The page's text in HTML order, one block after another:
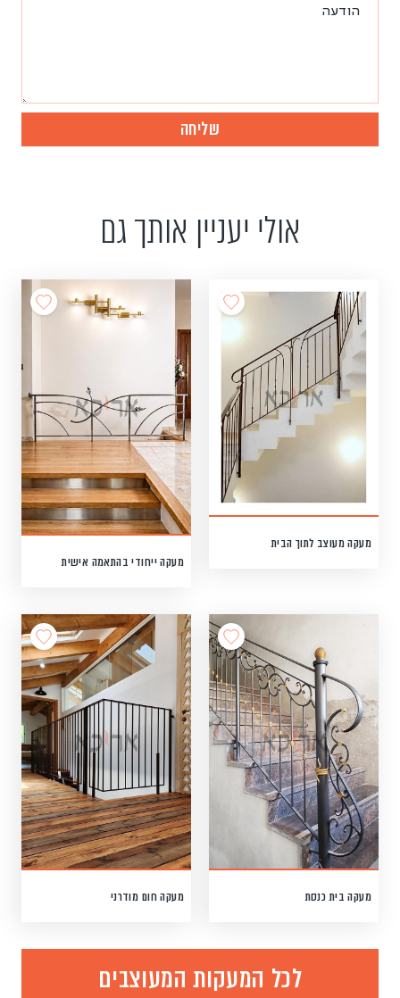
אולי יעניין אותך גם
מעקה מעוצב לתוך הבית
מעקה ייחודי בהתאמה אישית
מעקה בית כנסת מעקה חום מודרני
לכל המעקות המעוצבים